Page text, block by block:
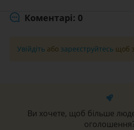
Коментарі: 0
Увійдіть або зареєструйтесь щоб
Ви хочете, щоб більше